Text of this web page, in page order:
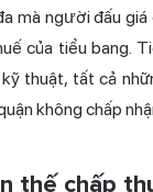
mà người đấu
của tiểu bang.
thuật, tất cả
không chấp
thế chấp